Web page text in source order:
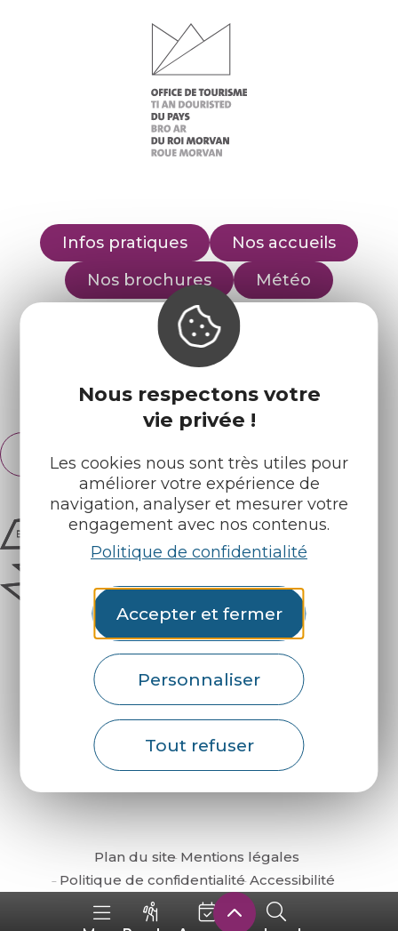
Nous respectons votre
vie privée !
Les cookies nous sont très utiles pour
améliorer votre expérience de
navigation, analyser et mesurer votre
engagement avec nos contenus.
Politique de confidentialité
Accepter et fermer
Personnaliser
Tout refuser
Infos pratiques
Nos accueils
Nos brochures
Météo
Retrouvez-nous sur :
Espace pro Partenaires
Français
English
Plan du site Mentions légales
Politique de confidentialité Accessibilité